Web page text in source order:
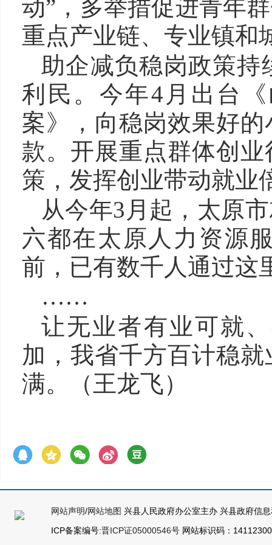
动”，多举措促进青年
重点产业链、专业镇和
助企减负稳岗政策持
利民。今年4月出台
案》，向稳岗效果好
款。开展重点群体创
策，发挥创业带动就业
从今年3月起，太原
六都在太原人力资源
前，已有数千人通过这
……
让无业者有业可就
加，我省千方百计稳
满。（王龙飞）
网站声明/网站地图 兴县人民政府办公室主办 兴县政府信
ICP备案编号:晋ICP证05000546号 网站标识码：